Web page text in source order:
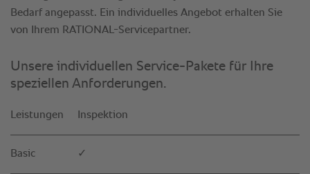
Unsere individuellen Service-Pakete für Ihre
speziellen Anforderungen.
Leistungen Inspektion
Basic ✓